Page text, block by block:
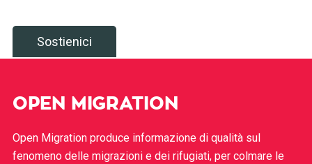
Sostienici
OPEN MIGRATION
Open Migration produce informazione di qualità sul
fenomeno delle migrazioni e dei rifugiati, per colmare le